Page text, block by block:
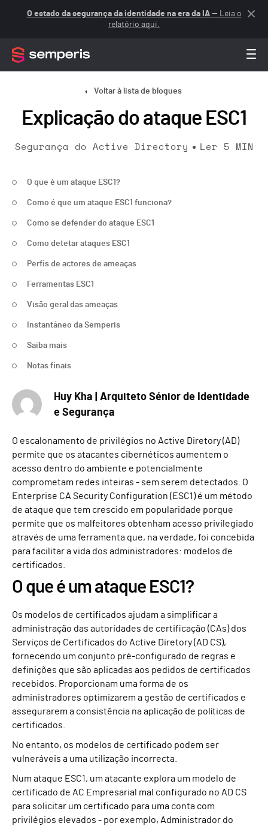
O estado da segurança da identidade na era da IA— Leia o
relatório aqui.
Voltar à lista de blogues
Explicação do ataque ESC1
Segurança do Active Directory Ler 5 MIN
O que é um ataque ESC1?
Como é que um ataque ESC1 funciona?
Como se defender do ataque ESC1
Como detetar ataques ESC1
Perfis de actores de ameaças
Ferramentas ESC1
Visão geral das ameaças
Instantâneo da Semperis
Saiba mais
Notas finais
Huy Kha | Arquiteto Sénior de Identidade
e Segurança
O escalonamento de privilégios no Active Diretory (AD)
permite que os atacantes cibernéticos aumentem o
acesso dentro do ambiente e potencialmente
comprometam redes inteiras - sem serem detectados. O
Enterprise CA Security Configuration (ESC1) é um método
de ataque que tem crescido em popularidade porque
permite que os malfeitores obtenham acesso privilegiado
através de uma ferramenta que, na verdade, foi concebida
para facilitar a vida dos administradores: modelos de
certificados.
O que é um ataque ESC1?
Os modelos de certificados ajudam a simplificar a
administração das autoridades de certificação (CAs) dos
Serviços de Certificados do Active Diretory (AD CS),
fornecendo um conjunto pré-configurado de regras e
definições que são aplicadas aos pedidos de certificados
recebidos. Proporcionam uma forma de os
administradores optimizarem a gestão de certificados e
assegurarem a consistência na aplicação de políticas de
certificados.
No entanto, os modelos de certificado podem ser
vulneráveis a uma utilização incorrecta.
Num ataque ESC1, um atacante explora um modelo de
certificado de AC Empresarial mal configurado no AD CS
para solicitar um certificado para uma conta com
privilégios elevados - por exemplo, Administrador do